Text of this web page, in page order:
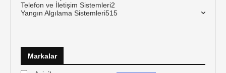
Telefon ve İletişim Sistemleri2
Yangın Algılama Sistemleri515
Markalar